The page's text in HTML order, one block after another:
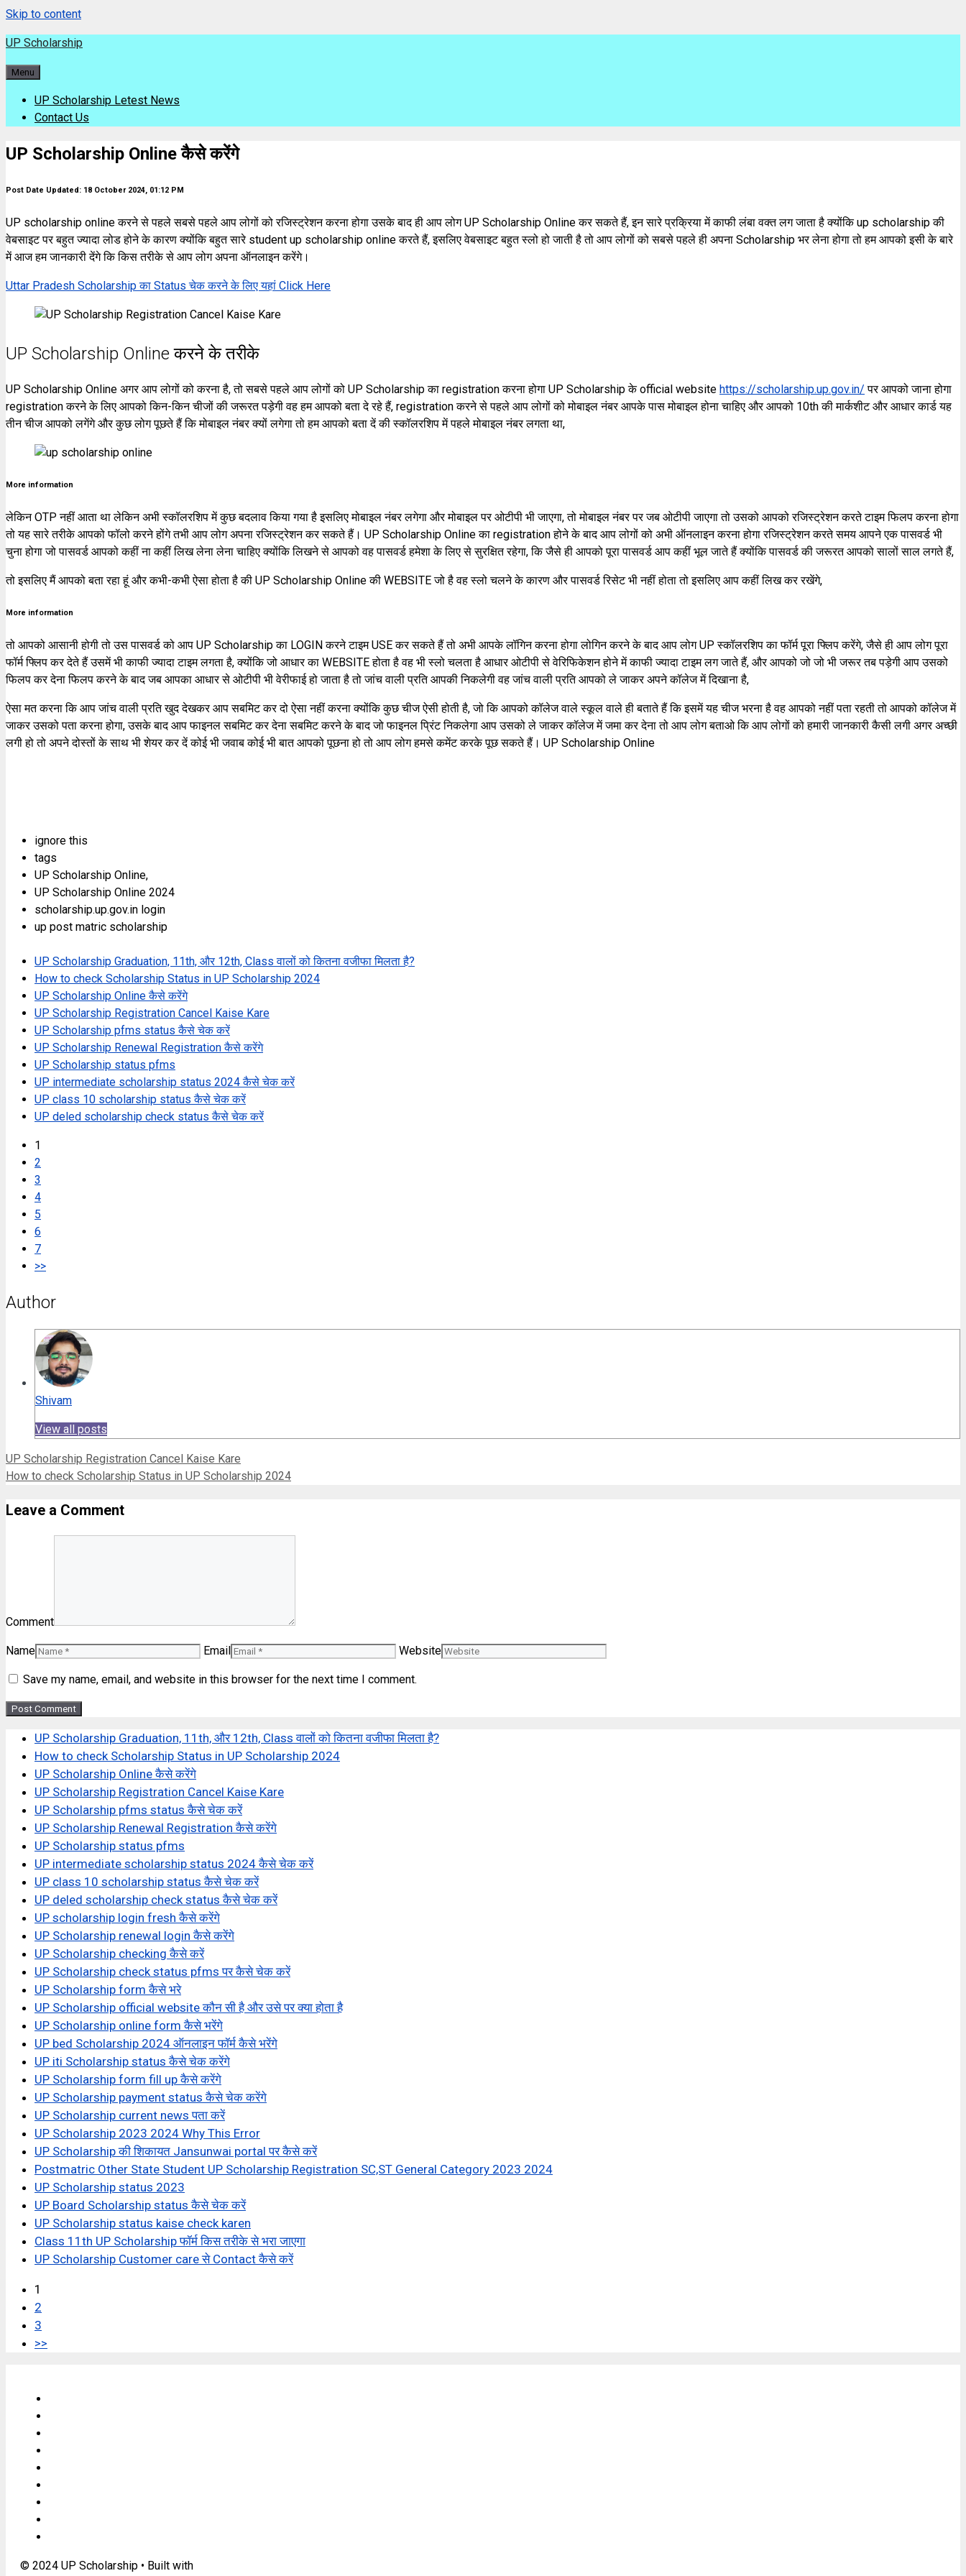
Skip to content
UP Scholarship
Menu
UP Scholarship Letest News
Contact Us
UP Scholarship Online कैसे करेंगे
Post Date Updated: 18 October 2024, 01:12 PM
UP scholarship online करने से पहले सबसे पहले आप लोगों को रजिस्ट्रेशन करना होगा उसके बाद ही आप लोग UP Scholarship Online कर सकते हैं, इन सारे प्रक्रिया में काफी लंबा वक्त लग जाता है क्योंकि up scholarship की
वेबसाइट पर बहुत ज्यादा लोड होने के कारण क्योंकि बहुत सारे student up scholarship online करते हैं, इसलिए वेबसाइट बहुत स्लो हो जाती है तो आप लोगों को सबसे पहले ही अपना Scholarship भर लेना होगा तो हम आपको इसी के बारे
में आज हम जानकारी देंगे कि किस तरीके से आप लोग अपना ऑनलाइन करेंगे।
Uttar Pradesh Scholarship का Status चेक करने के लिए यहां Click Here
UP Scholarship Online करने के तरीके
UP Scholarship Online अगर आप लोगों को करना है, तो सबसे पहले आप लोगों को UP Scholarship का registration करना होगा UP Scholarship के official website https://scholarship.up.gov.in/ पर आपको जाना होगा
registration करने के लिए आपको किन-किन चीजों की जरूरत पड़ेगी वह हम आपको बता दे रहे हैं, registration करने से पहले आप लोगों को मोबाइल नंबर आपके पास मोबाइल होना चाहिए और आपको 10th की मार्कशीट और आधार कार्ड यह
तीन चीज आपको लगेंगे और कुछ लोग पूछते हैं कि मोबाइल नंबर क्यों लगेगा तो हम आपको बता दें की स्कॉलरशिप में पहले मोबाइल नंबर लगता था,
More information
लेकिन OTP नहीं आता था लेकिन अभी स्कॉलरशिप में कुछ बदलाव किया गया है इसलिए मोबाइल नंबर लगेगा और मोबाइल पर ओटीपी भी जाएगा, तो मोबाइल नंबर पर जब ओटीपी जाएगा तो उसको आपको रजिस्ट्रेशन करते टाइम फिलप करना होगा
तो यह सारे तरीके आपको फॉलो करने होंगे तभी आप लोग अपना रजिस्ट्रेशन कर सकते हैं। UP Scholarship Online का registration होने के बाद आप लोगों को अभी ऑनलाइन करना होगा रजिस्ट्रेशन करते समय आपने एक पासवर्ड भी
चुना होगा जो पासवर्ड आपको कहीं ना कहीं लिख लेना लेना चाहिए क्योंकि लिखने से आपको वह पासवर्ड हमेशा के लिए से सुरक्षित रहेगा, कि जैसे ही आपको पूरा पासवर्ड आप कहीं भूल जाते हैं क्योंकि पासवर्ड की जरूरत आपको सालों साल लगते हैं,
तो इसलिए मैं आपको बता रहा हूं और कभी-कभी ऐसा होता है की UP Scholarship Online की WEBSITE जो है वह स्लो चलने के कारण और पासवर्ड रिसेट भी नहीं होता तो इसलिए आप कहीं लिख कर रखेंगे,
More information
तो आपको आसानी होगी तो उस पासवर्ड को आप UP Scholarship का LOGIN करने टाइम USE कर सकते हैं तो अभी आपके लॉगिन करना होगा लोगिन करने के बाद आप लोग UP स्कॉलरशिप का फॉर्म पूरा फ्लिप करेंगे, जैसे ही आप लोग पूरा
फॉर्म फ्लिप कर देते हैं उसमें भी काफी ज्यादा टाइम लगता है, क्योंकि जो आधार का WEBSITE होता है वह भी स्लो चलता है आधार ओटीपी से वेरिफिकेशन होने में काफी ज्यादा टाइम लग जाते हैं, और आपको जो जो भी जरूर तब पड़ेगी आप उसको
फिलप कर देना फिलप करने के बाद जब आपका आधार से ओटीपी भी वेरीफाई हो जाता है तो जांच वाली प्रति आपकी निकलेगी वह जांच वाली प्रति आपको ले जाकर अपने कॉलेज में दिखाना है,
ऐसा मत करना कि आप जांच वाली प्रति खुद देखकर आप सबमिट कर दो ऐसा नहीं करना क्योंकि कुछ चीज ऐसी होती है, जो कि आपको कॉलेज वाले स्कूल वाले ही बताते हैं कि इसमें यह चीज भरना है वह आपको नहीं पता रहती तो आपको कॉलेज में
जाकर उसको पता करना होगा, उसके बाद आप फाइनल सबमिट कर देना सबमिट करने के बाद जो फाइनल प्रिंट निकलेगा आप उसको ले जाकर कॉलेज में जमा कर देना तो आप लोग बताओ कि आप लोगों को हमारी जानकारी कैसी लगी अगर अच्छी
लगी हो तो अपने दोस्तों के साथ भी शेयर कर दें कोई भी जवाब कोई भी बात आपको पूछना हो तो आप लोग हमसे कमेंट करके पूछ सकते हैं। UP Scholarship Online
ignore this
tags
UP Scholarship Online,
UP Scholarship Online 2024
scholarship.up.gov.in login
up post matric scholarship
UP Scholarship Graduation, 11th, और 12th, Class वालों को कितना वजीफा मिलता है?
How to check Scholarship Status in UP Scholarship 2024
UP Scholarship Online कैसे करेंगे
UP Scholarship Registration Cancel Kaise Kare
UP Scholarship pfms status कैसे चेक करें
UP Scholarship Renewal Registration कैसे करेंगे
UP Scholarship status pfms
UP intermediate scholarship status 2024 कैसे चेक करें
UP class 10 scholarship status कैसे चेक करें
UP deled scholarship check status कैसे चेक करें
1
2
3
4
5
6
7
>>
Author
Shivam
View all posts
UP Scholarship Registration Cancel Kaise Kare
How to check Scholarship Status in UP Scholarship 2024
Leave a Comment
Comment
Name Email Website
Save my name, email, and website in this browser for the next time I comment.
UP Scholarship Graduation, 11th, और 12th, Class वालों को कितना वजीफा मिलता है?
How to check Scholarship Status in UP Scholarship 2024
UP Scholarship Online कैसे करेंगे
UP Scholarship Registration Cancel Kaise Kare
UP Scholarship pfms status कैसे चेक करें
UP Scholarship Renewal Registration कैसे करेंगे
UP Scholarship status pfms
UP intermediate scholarship status 2024 कैसे चेक करें
UP class 10 scholarship status कैसे चेक करें
UP deled scholarship check status कैसे चेक करें
UP scholarship login fresh कैसे करेंगे
UP Scholarship renewal login कैसे करेंगे
UP Scholarship checking कैसे करें
UP Scholarship check status pfms पर कैसे चेक करें
UP Scholarship form कैसे भरे
UP Scholarship official website कौन सी है और उसे पर क्या होता है
UP Scholarship online form कैसे भरेंगे
UP bed Scholarship 2024 ऑनलाइन फॉर्म कैसे भरेंगे
UP iti Scholarship status कैसे चेक करेंगे
UP Scholarship form fill up कैसे करेंगे
UP Scholarship payment status कैसे चेक करेंगे
UP Scholarship current news पता करें
UP Scholarship 2023 2024 Why This Error
UP Scholarship की शिकायत Jansunwai portal पर कैसे करें
Postmatric Other State Student UP Scholarship Registration SC,ST General Category 2023 2024
UP Scholarship status 2023
UP Board Scholarship status कैसे चेक करें
UP Scholarship status kaise check karen
Class 11th UP Scholarship फॉर्म किस तरीके से भरा जाएगा
UP Scholarship Customer care से Contact कैसे करें
1
2
3
>>
© 2024 UP Scholarship • Built with